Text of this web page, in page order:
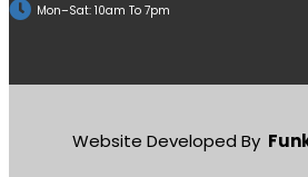
Mon–Sat: 10am To 7pm
Website Developed By